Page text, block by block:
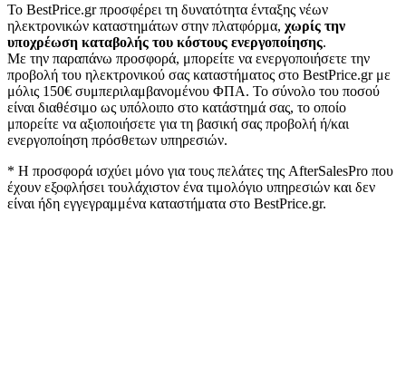
Το BestPrice.gr προσφέρει τη δυνατότητα ένταξης νέων
ηλεκτρονικών καταστημάτων στην πλατφόρμα, χωρίς την
υποχρέωση καταβολής του κόστους ενεργοποίησης.
Με την παραπάνω προσφορά, μπορείτε να ενεργοποιήσετε την
προβολή του ηλεκτρονικού σας καταστήματος στο BestPrice.gr με
μόλις 150€ συμπεριλαμβανομένου ΦΠΑ. Το σύνολο του ποσού
είναι διαθέσιμο ως υπόλοιπο στο κατάστημά σας, το οποίο
μπορείτε να αξιοποιήσετε για τη βασική σας προβολή ή/και
ενεργοποίηση πρόσθετων υπηρεσιών.
* Η προσφορά ισχύει μόνο για τους πελάτες της AfterSalesPro που
έχουν εξοφλήσει τουλάχιστον ένα τιμολόγιο υπηρεσιών και δεν
είναι ήδη εγγεγραμμένα καταστήματα στο BestPrice.gr.